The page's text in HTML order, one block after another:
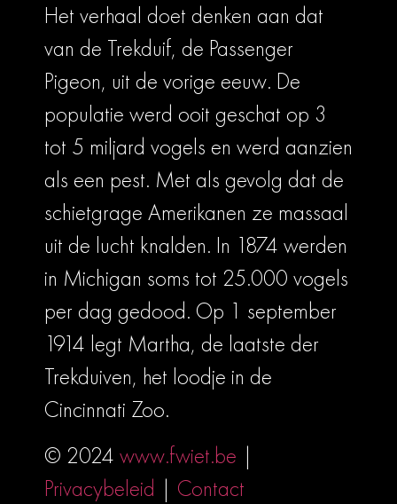
Het verhaal doet denken aan dat
van de Trekduif, de Passenger
Pigeon, uit de vorige eeuw. De
populatie werd ooit geschat op 3
tot 5 miljard vogels en werd aanzien
als een pest. Met als gevolg dat de
schietgrage Amerikanen ze massaal
uit de lucht knalden. In 1874 werden
in Michigan soms tot 25.000 vogels
per dag gedood. Op 1 september
1914 legt Martha, de laatste der
Trekduiven, het loodje in de
Cincinnati Zoo.
© 2024 www.fwiet.be |
Privacybeleid | Contact